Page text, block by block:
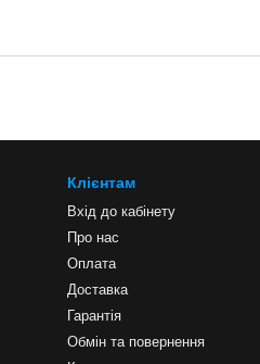
Клієнтам
Вхід до кабінету
Про нас
Оплата
Доставка
Гарантія
Обмін та повернення